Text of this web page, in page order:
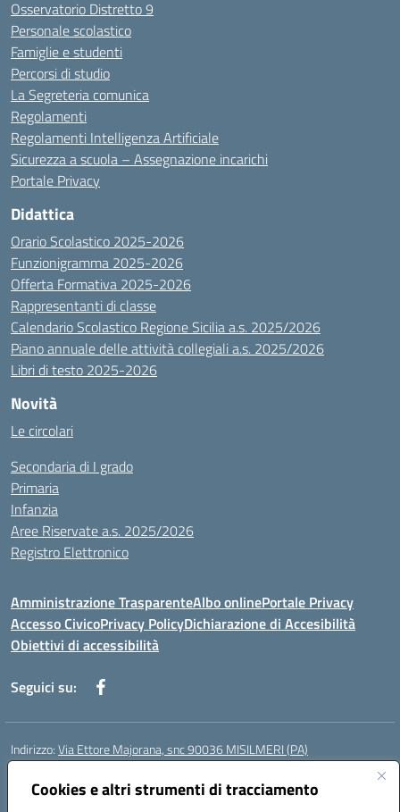
Cookies e altri strumenti di tracciamento
Osservatorio Distretto 9
Personale scolastico
Famiglie e studenti
Percorsi di studio
La Segreteria comunica
Regolamenti
Regolamenti Intelligenza Artificiale
Sicurezza a scuola – Assegnazione incarichi
Portale Privacy
Didattica
Orario Scolastico 2025-2026
Funzionigramma 2025-2026
Offerta Formativa 2025-2026
Rappresentanti di classe
Calendario Scolastico Regione Sicilia a.s. 2025/2026
Piano annuale delle attività collegiali a.s. 2025/2026
Libri di testo 2025-2026
Novità
Le circolari
Secondaria di I grado
Primaria
Infanzia
Aree Riservate a.s. 2025/2026
Registro Elettronico
Amministrazione TrasparenteAlbo onlinePortale Privacy
Accesso CivicoPrivacy PolicyDichiarazione di Accesibilità
Obiettivi di accessibilità
Seguici su:
Indirizzo:Via Ettore Majorana, snc 90036 MISILMERI (PA)
Centralino:
Email:PAIC8BW002@istruzione.it